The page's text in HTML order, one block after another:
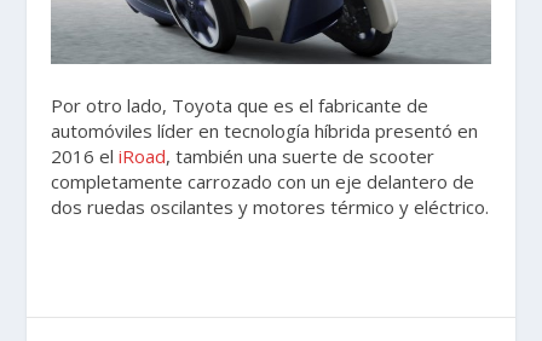
Por otro lado, Toyota que es el fabricante de
automóviles líder en tecnología híbrida presentó en
2016 eliRoad, también una suerte de scooter
completamente carrozado con un eje delantero de
dos ruedas oscilantes y motores térmico y eléctrico.